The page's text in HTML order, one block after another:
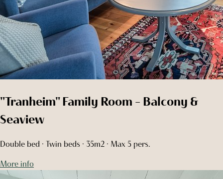
"Tranheim" Family Room - Balcony &
Seaview
Double bed · Twin beds · 35m2 · Max 5 pers.
More info